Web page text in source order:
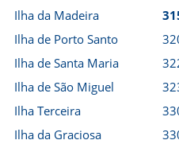
Ilha da Madeira
Ilha de Porto Santo
Ilha de Santa Maria
Ilha de São Miguel
Ilha Terceira
Ilha da Graciosa